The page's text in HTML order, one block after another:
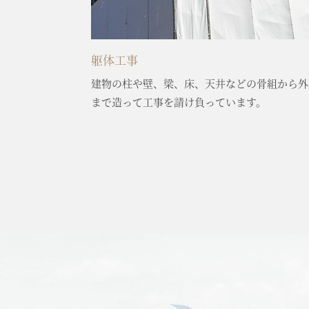
躯体工事
建物の柱や壁、梁、床、天井などの骨組から
まで造って工事を請け負っています。